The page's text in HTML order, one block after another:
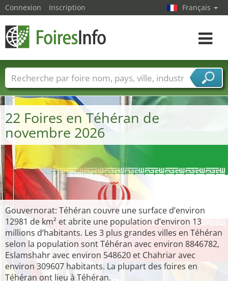
22 Foires en Téhéran de
novembre 2026
Gouvernorat: Téhéran couvre une surface d’environ
12981 de km² et abrite une population d’environ 13
millions d’habitants. Les 3 plus grandes villes en Téhéran
selon la population sont Téhéran avec environ 8846782,
Eslamshahr avec environ 548620 et Chahriar avec
environ 309607 habitants. La plupart des foires en
Téhéran ont lieu à Téhéran.
Connexion Inscription Français
Toggle
Foire noms Pays Villes
Secteurs de foire
Secteurs du fournisseur de services